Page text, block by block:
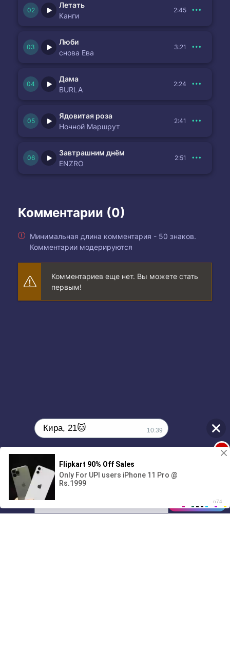
Летать
Канги
2:45
Люби
снова Ева
3:21
Дама
BURLA
2:24
Ядовитая роза
Ночной Маршрут
2:41
Завтрашним днём
ENZRO
2:51
Комментарии (0)
Минимальная длина комментария - 50 знаков.
Комментарии модерируются
Комментариев еще нет. Вы можете стать
первым!
01/07
00:00
Кира, 21🐱 10:39
Поиграешь со мной? 💖🐾
10:39
1